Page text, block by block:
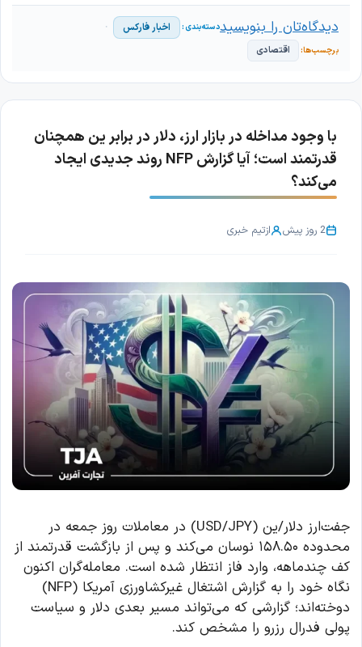
اخبار فارکس
اقتصادی
دیدگاه‌تان را بنویسید
با وجود مداخله در بازار ارز، دلار در برابر ین همچنان
قدرتمند است؛ آیا گزارش NFP روند جدیدی ایجاد
می‌کند؟
2 روز پیش ازتیم خبری
جفت‌ارز دلار/ین (USD/JPY) در معاملات روز جمعه در
محدوده ۱۵۸.۵۰ نوسان می‌کند و پس از بازگشت قدرتمند از
کف چندماهه، وارد فاز انتظار شده است. معامله‌گران اکنون
نگاه خود را به گزارش اشتغال غیرکشاورزی آمریکا (NFP)
دوخته‌اند؛ گزارشی که می‌تواند مسیر بعدی دلار و سیاست
پولی فدرال رزرو را مشخص کند.